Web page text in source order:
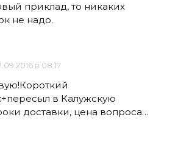
приклад, то никаких
не надо.
в 08:17
в Калужскую
доставки, цена вопроса…